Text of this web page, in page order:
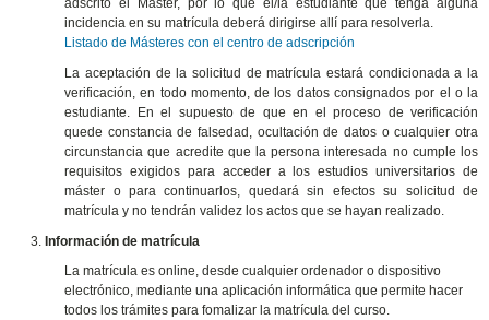
incidencia en su matrícula deberá dirigirse allí para resolverla.
Listado de Másteres con el centro de adscripción
La aceptación de la solicitud de matrícula estará condicionada a la
verificación, en todo momento, de los datos consignados por el o la
estudiante. En el supuesto de que en el proceso de verificación
quede constancia de falsedad, ocultación de datos o cualquier otra
circunstancia que acredite que la persona interesada no cumple los
requisitos exigidos para acceder a los estudios universitarios de
máster o para continuarlos, quedará sin efectos su solicitud de
matrícula y no tendrán validez los actos que se hayan realizado.
Información de matrícula
La matrícula es online, desde cualquier ordenador o dispositivo
electrónico, mediante una aplicación informática que permite hacer
todos los trámites para fomalizar la matrícula del curso.